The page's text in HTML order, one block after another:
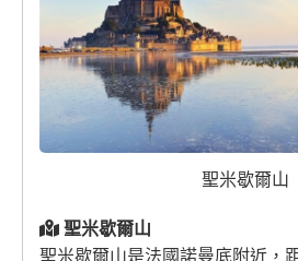
聖米歇爾山
聖米歇爾山
聖米歇爾山是法國諾曼底附近，